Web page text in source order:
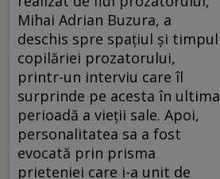
Mihai Adrian Buzura, a
deschis spre spațiul și timpul
copilăriei prozatorului,
printr-un interviu care îl
surprinde pe acesta în ultima
perioadă a vieții sale. Apoi,
personalitatea sa a fost
evocată prin prisma
prieteniei care i-a unit de